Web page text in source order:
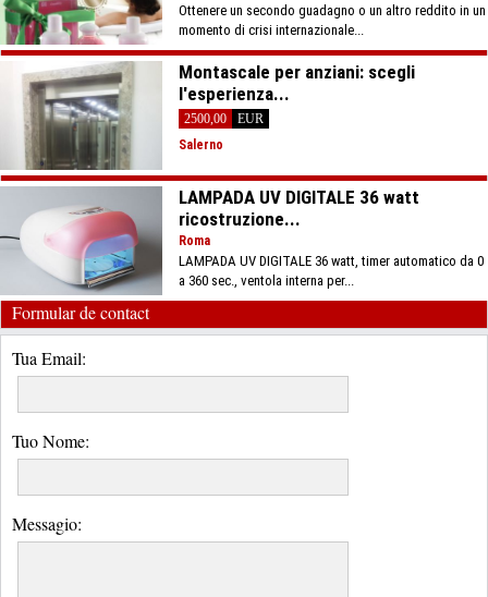
Ottenere un secondo guadagno o un altro reddito in un
momento di crisi internazionale...
Montascale per anziani: scegli
l'esperienza...
2500,00
EUR
Salerno
LAMPADA UV DIGITALE 36 watt
ricostruzione...
Roma
LAMPADA UV DIGITALE 36 watt, timer automatico da 0
a 360 sec., ventola interna per...
Formular de contact
Tua Email:
Tuo Nome:
Messagio: